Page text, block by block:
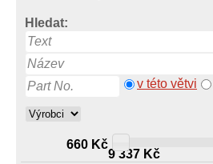
Hledat:
v této větvi
660 Kč
9 337 Kč